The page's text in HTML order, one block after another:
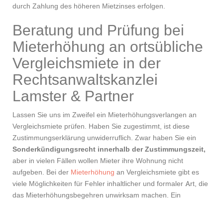
durch Zahlung des höheren Mietzinses erfolgen.
Beratung und Prüfung bei
Mieterhöhung an ortsübliche
Vergleichsmiete in der
Rechtsanwaltskanzlei
Lamster & Partner
Lassen Sie uns im Zweifel ein Mieterhöhungsverlangen an
Vergleichsmiete prüfen. Haben Sie zugestimmt, ist diese
Zustimmungserklärung unwiderruflich. Zwar haben Sie ein
Sonderkündigungsrecht innerhalb der Zustimmungszeit,
aber in vielen Fällen wollen Mieter ihre Wohnung nicht
aufgeben. Bei der Mieterhöhung an Vergleichsmiete gibt es
viele Möglichkeiten für Fehler inhaltlicher und formaler Art, die
das Mieterhöhungsbegehren unwirksam machen. Ein